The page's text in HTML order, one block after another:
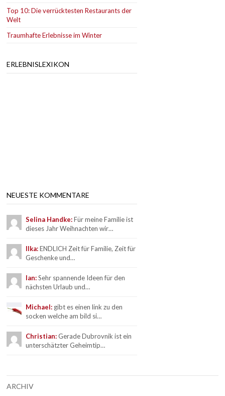
Top 10: Die verrücktesten Restaurants der
Welt
Traumhafte Erlebnisse im Winter
ERLEBNISLEXIKON
NEUESTE KOMMENTARE
Selina Handke:Für meine Familie ist
dieses Jahr Weihnachten wir…
Ilka:ENDLICH Zeit für Familie, Zeit für
Geschenke und…
Ian:Sehr spannende Ideen für den
nächsten Urlaub und…
Michael: gibt es einen link zu den
socken welche am bild si…
Christian:Gerade Dubrovnik ist ein
unterschätzter Geheimtip…
ARCHIV